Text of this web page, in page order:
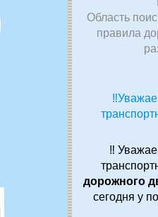
Область
правила
‼
дорожного
сегодня у